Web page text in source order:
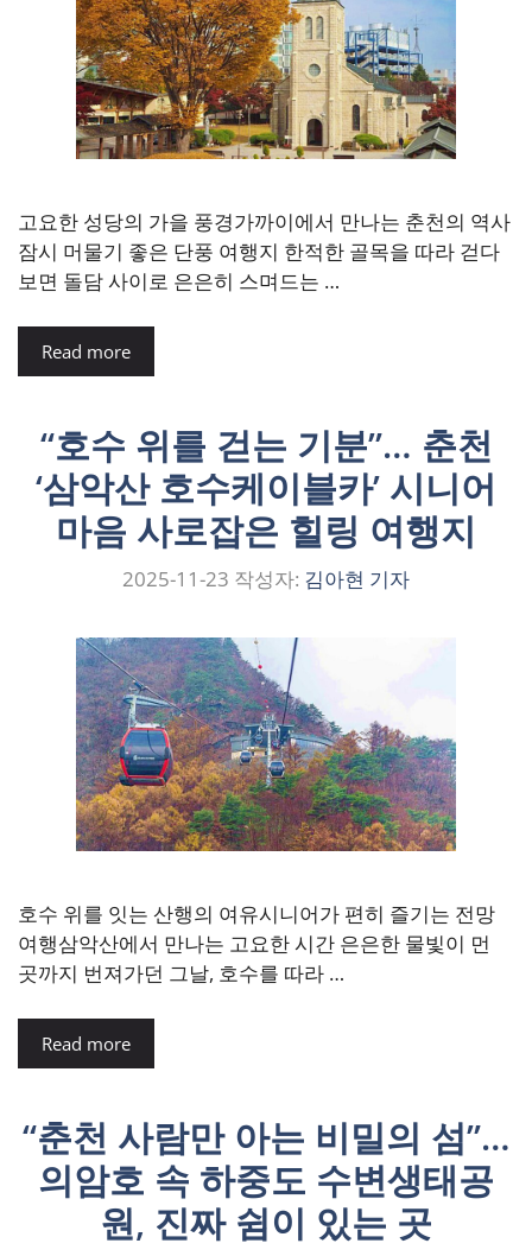
고요한 성당의 가을 풍경가까이에서 만나는 춘천의 역사
잠시 머물기 좋은 단풍 여행지 한적한 골목을 따라 걷다
보면 돌담 사이로 은은히 스며드는 …
Read more
“호수 위를 걷는 기분”… 춘천
‘삼악산 호수케이블카’ 시니어
마음 사로잡은 힐링 여행지
2025-11-23 작성자: 김아현 기자
호수 위를 잇는 산행의 여유시니어가 편히 즐기는 전망
여행삼악산에서 만나는 고요한 시간 은은한 물빛이 먼
곳까지 번져가던 그날, 호수를 따라 …
Read more
“춘천 사람만 아는 비밀의 섬”…
의암호 속 하중도 수변생태공
원, 진짜 쉼이 있는 곳